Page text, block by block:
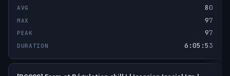
80
97
97
6:05:53